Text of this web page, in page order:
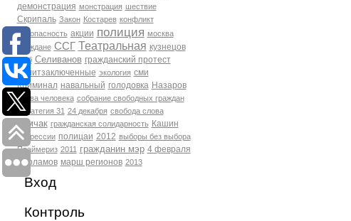
демонстрация монстрация шествие
Скрипаль Закон Костарев конфликт
Безопасность акции полиция москва
Граждане ССГ Театральная кузнецов
фсб Селиванов гражданский протест
политзаключенные экология сми
Криминал навальный голодовка Назаров
права человека собрание свободных граждан
Стратегия 31 24 декабря свобода слова
Томчак гражданская солидарность Кашин
репрессии полицаи 2012 выборы без выбора
Праймериз 2011 гражданин мэр 4 февраля
Варламов марш регионов 2013
Вход
Контроль